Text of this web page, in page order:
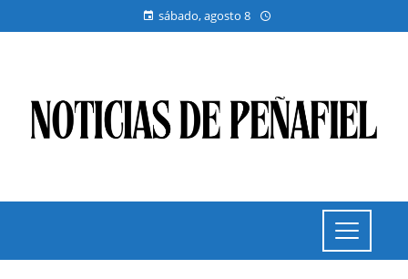
sábado, agosto 8